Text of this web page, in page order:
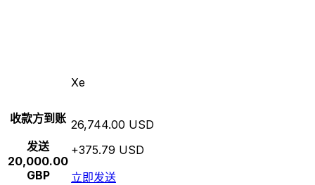
Xe
收款方到账
发送
20,000.00
GBP
26,744.00 USD
+375.79 USD
立即发送